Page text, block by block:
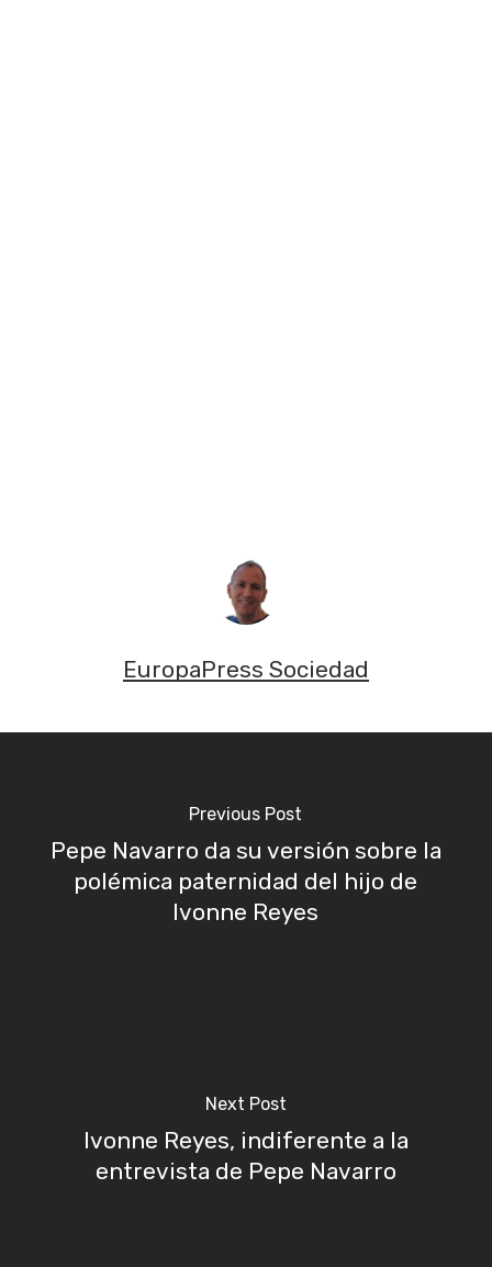
EuropaPress Sociedad
Previous Post
Pepe Navarro da su versión sobre la
polémica paternidad del hijo de
Ivonne Reyes
Next Post
Ivonne Reyes, indiferente a la
entrevista de Pepe Navarro